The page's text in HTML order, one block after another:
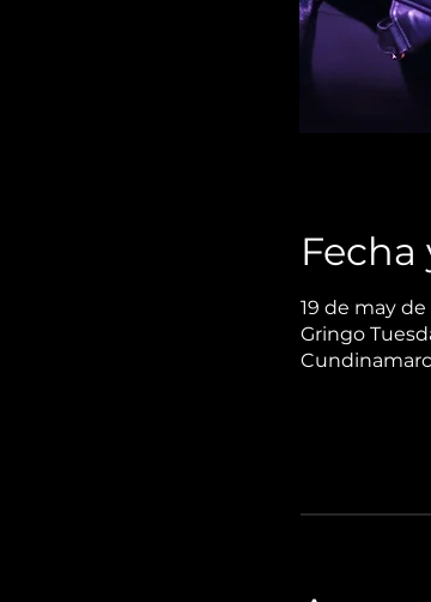
Fecha
19 de may de
Gringo